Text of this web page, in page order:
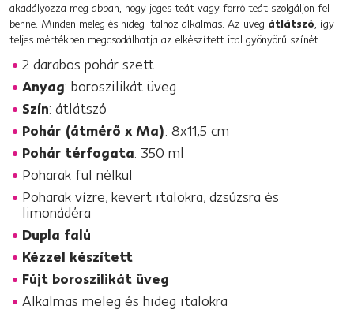
akadályozza meg abban, hogy jeges teát vagy forró teát szolgáljon fel
benne. Minden meleg és hideg italhoz alkalmas. Az üveg átlátszó, így
teljes mértékben megcsodálhatja az elkészített ital gyönyörű színét.
2 darabos pohár szett
Anyag: boroszilikát üveg
Szín: átlátszó
Pohár (átmérő x Ma): 8x11,5 cm
Pohár térfogata: 350 ml
Poharak fül nélkül
Poharak vízre, kevert italokra, dzsúzsra és
limonádéra
Dupla falú
Kézzel készített
Fújt boroszilikát üveg
Alkalmas meleg és hideg italokra